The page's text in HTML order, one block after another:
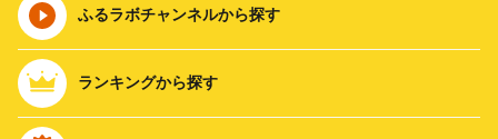
ふるラボチャンネルから探す
ランキングから探す